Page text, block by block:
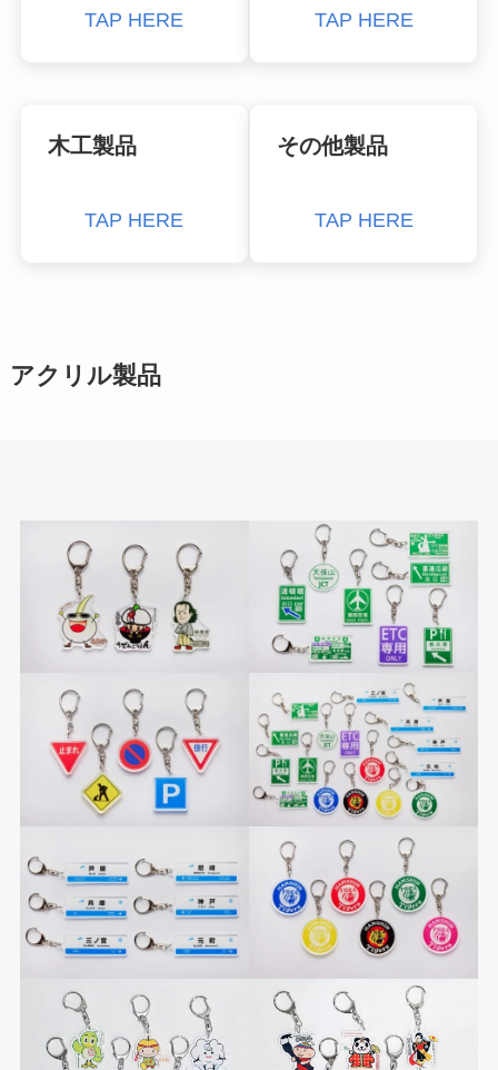
TAP HERE TAP HERE
木工製品
TAP HERE
その他製品
TAP HERE
アクリル製品